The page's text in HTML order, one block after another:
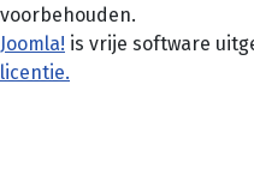
voorbehouden.
Joomla! is vrije software
licentie.